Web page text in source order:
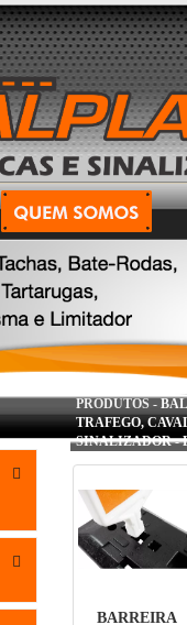
PRODUTOS -
TRAFEGO,
SINALIZADOR-
BARREIRA